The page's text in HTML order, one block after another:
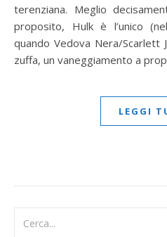
terenziana. Meglio
proposito, Hulk è l’unico
quando Vedova Nera/Scarlett
zuffa, un vaneggiamento a
LEGGI